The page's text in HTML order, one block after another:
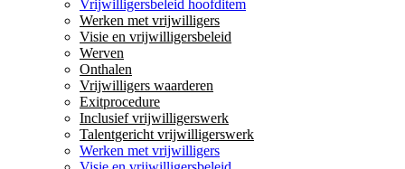
Vrijwilligersbeleid hoofditem
Werken met vrijwilligers
Visie en vrijwilligersbeleid
Werven
Onthalen
Vrijwilligers waarderen
Exitprocedure
Inclusief vrijwilligerswerk
Talentgericht vrijwilligerswerk
Werken met vrijwilligers